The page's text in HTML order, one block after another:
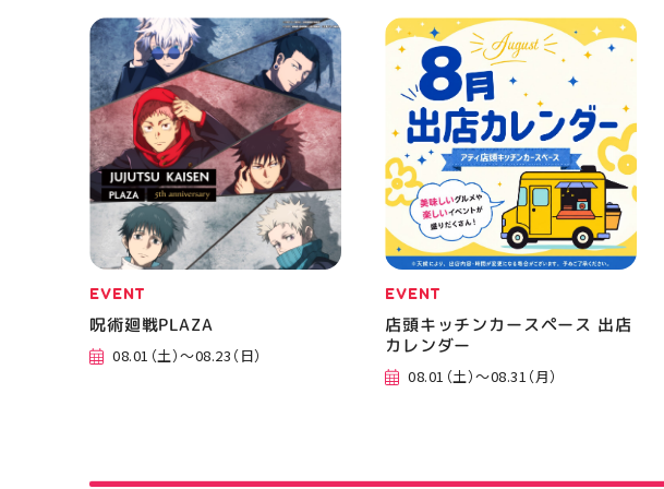
でお待ちしております
(⁠◍⁠•⁠ᴗ⁠•⁠◍⁠)⁠ ・ #ゼビオ #アティ
郡山 #福島美少女図鑑 #照山楓
香 #ASICS
EVENT
呪術廻戦PLAZA
08.01（土）～08.23（日）
EVENT
店頭キッチンカースペース 出店
カレンダー
08.01（土）～08.31（月）